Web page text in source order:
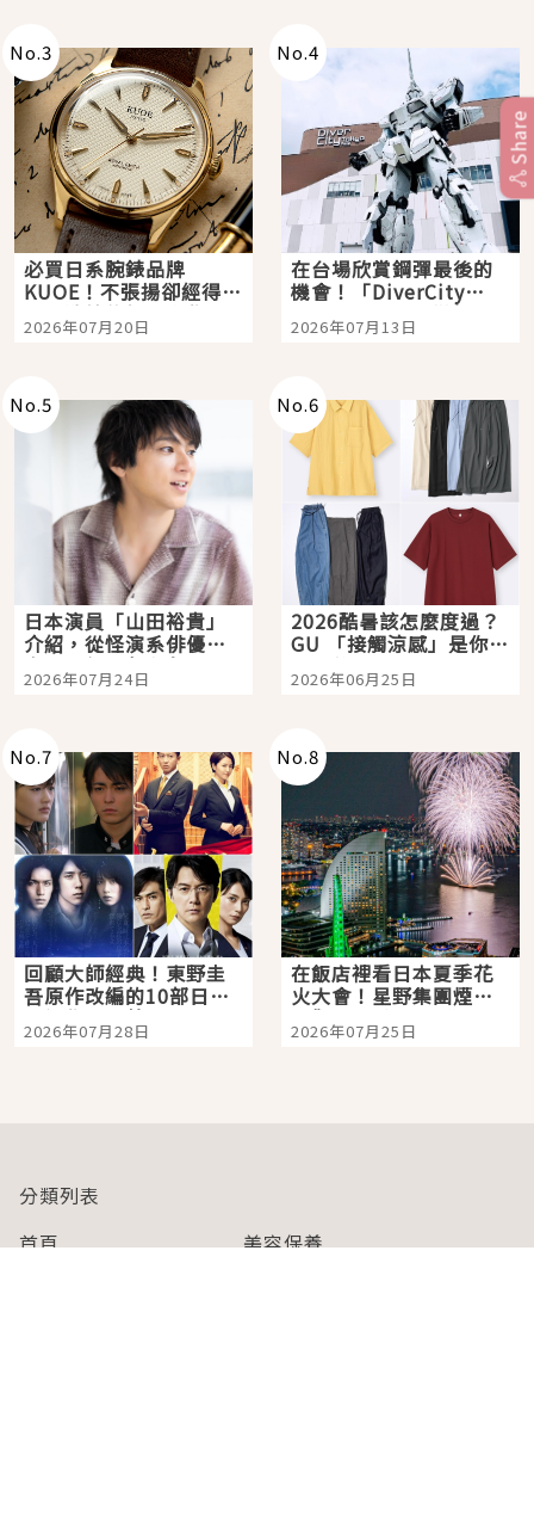
No.3
必買日系腕錶品牌
KUOE！不張揚卻經得起
時間洗鍊的經典之作五
選
2026年07月20日
No.4
在台場欣賞鋼彈最後的
機會！「DiverCity
Tokyo Plaza」搭船、
購物、美食及夜景，一
2026年07月13日
No.5
日本演員「山田裕貴」
介紹，從怪演系俳優走
向國民級日劇主角
2026年07月24日
No.6
2026酷暑該怎麼度過？
GU 「接觸涼感」是你的
夏日救星
2026年06月25日
No.7
回顧大師經典！東野圭
吾原作改編的10部日本
影視作品推薦
2026年07月28日
No.8
在飯店裡看日本夏季花
火大會！星野集團煙火
景觀飯店6選，讓你不用
人擠人悠閒欣賞
2026年07月25日
Share
分類列表
首頁
美容保養